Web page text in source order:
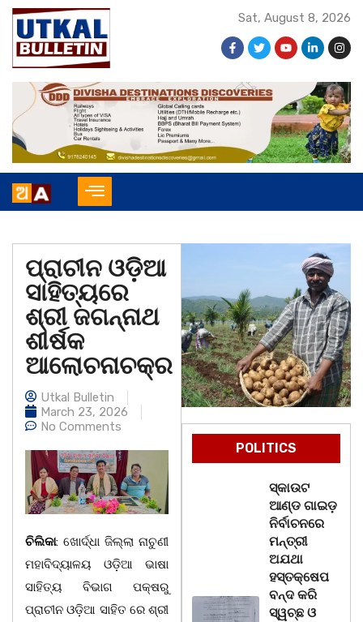
Sat, August 8, 2026
ପ୍ରାଚୀନ ଓଡ଼ିଆ
ସାହିତ୍ୟରେ
ଶ୍ରୀ ଜଗନ୍ନାଥ
ଶୀର୍ଷକ
ଆଲୋଚନାଚକ୍ର
Utkal Bulletin
March 23, 2026
No Comments
ଚିଲିକା: ଖୋର୍ଦ୍ଧା ଜିଲ୍ଲା ନାଚୁଣୀ
ମହାବିଦ୍ୟାଳୟ ଓଡ଼ିଆ ଭାଷା
ସାହିତ୍ୟ ବିଭାଗ ପକ୍ଷରୁ
ପ୍ରାଚୀନ ଓଡ଼ିଆ ସାହିତ ରେ ଶ୍ରୀ
POLITICS
ସ୍କାଉଟ
ଆଣ୍ଡ ଗାଇଡ଼
ନିର୍ବାଚନରେ
ମନ୍ତ୍ରୀ
ଅଯଥା
ହସ୍ତକ୍ଷେପ
ବନ୍ଦ କରି
ସ୍ୱଚ୍ଛ ଓ